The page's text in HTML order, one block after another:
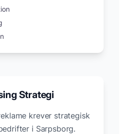
Strategi
krever strategisk
i Sarpsborg.